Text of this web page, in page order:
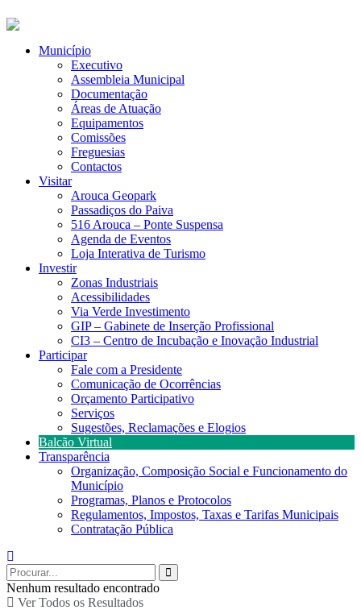
Município
Executivo
Assembleia Municipal
Documentação
Áreas de Atuação
Equipamentos
Comissões
Freguesias
Contactos
Visitar
Arouca Geopark
Passadiços do Paiva
516 Arouca – Ponte Suspensa
Agenda de Eventos
Loja Interativa de Turismo
Investir
Zonas Industriais
Acessibilidades
Via Verde Investimento
GIP – Gabinete de Inserção Profissional
CI3 – Centro de Incubação e Inovação Industrial
Participar
Fale com a Presidente
Comunicação de Ocorrências
Orçamento Participativo
Serviços
Sugestões, Reclamações e Elogios
Balcão Virtual
Transparência
Organização, Composição Social e Funcionamento do
Município
Programas, Planos e Protocolos
Regulamentos, Impostos, Taxas e Tarifas Municipais
Contratação Pública
Nenhum resultado encontrado
Ver Todos os Resultados